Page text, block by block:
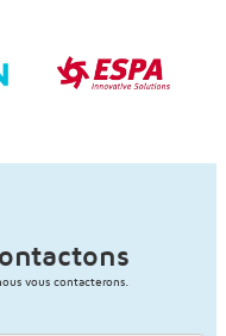
vous contacterons.